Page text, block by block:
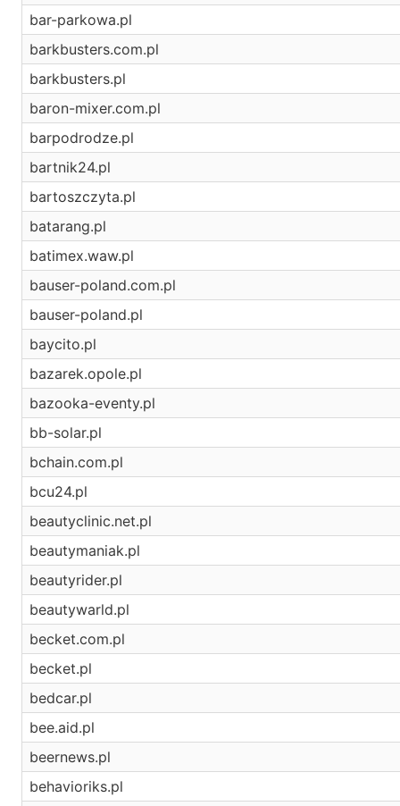
bar-parkowa.pl
barkbusters.com.pl
barkbusters.pl
baron-mixer.com.pl
barpodrodze.pl
bartnik24.pl
bartoszczyta.pl
batarang.pl
batimex.waw.pl
bauser-poland.com.pl
bauser-poland.pl
baycito.pl
bazarek.opole.pl
bazooka-eventy.pl
bb-solar.pl
bchain.com.pl
bcu24.pl
beautyclinic.net.pl
beautymaniak.pl
beautyrider.pl
beautywarld.pl
becket.com.pl
becket.pl
bedcar.pl
bee.aid.pl
beernews.pl
behavioriks.pl